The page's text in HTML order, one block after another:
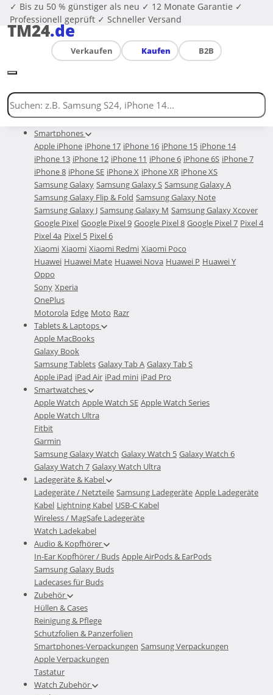
✓ Bis zu 50 % günstiger als neu ✓ 12 Monate Garantie ✓
Professionell geprüft ✓ Schneller Versand
TM24.de
Verkaufen Kaufen B2B
Smartphones
Apple iPhone iPhone 17 iPhone 16 iPhone 15 iPhone 14
iPhone 13 iPhone 12 iPhone 11 iPhone 6 iPhone 6S iPhone 7
iPhone 8 iPhone SE iPhone X iPhone XR iPhone XS
Samsung Galaxy Samsung Galaxy S Samsung Galaxy A
Samsung Galaxy Flip & Fold Samsung Galaxy Note
Samsung Galaxy J Samsung Galaxy M Samsung Galaxy Xcover
Google Pixel Google Pixel 9 Google Pixel 8 Google Pixel 7 Pixel 4
Pixel 4a Pixel 5 Pixel 6
Xiaomi Xiaomi Xiaomi Redmi Xiaomi Poco
Huawei Huawei Mate Huawei Nova Huawei P Huawei Y
Oppo
Sony Xperia
OnePlus
Motorola Edge Moto Razr
Tablets & Laptops
Apple MacBooks
Galaxy Book
Samsung Tablets Galaxy Tab A Galaxy Tab S
Apple iPad iPad Air iPad mini iPad Pro
Smartwatches
Apple Watch Apple Watch SE Apple Watch Series
Apple Watch Ultra
Fitbit
Garmin
Samsung Galaxy Watch Galaxy Watch 5 Galaxy Watch 6
Galaxy Watch 7 Galaxy Watch Ultra
Ladegeräte & Kabel
Ladegeräte / Netzteile Samsung Ladegeräte Apple Ladegeräte
Kabel Lightning Kabel USB-C Kabel
Wireless / MagSafe Ladegeräte
Watch Ladekabel
Audio & Kopfhörer
In-Ear Kopfhörer / Buds Apple AirPods & EarPods
Samsung Galaxy Buds
Ladecases für Buds
Zubehör
Hüllen & Cases
Reinigung & Pflege
Schutzfolien & Panzerfolien
Smartphones-Verpackungen Samsung Verpackungen
Apple Verpackungen
Tastatur
Watch Zubehör